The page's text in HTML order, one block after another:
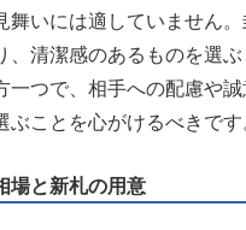
舞いには適していません
、清潔感のあるものを選ぶ
一つで、相手への配慮や誠
ぶことを心がけるべきです
場と新札の用意